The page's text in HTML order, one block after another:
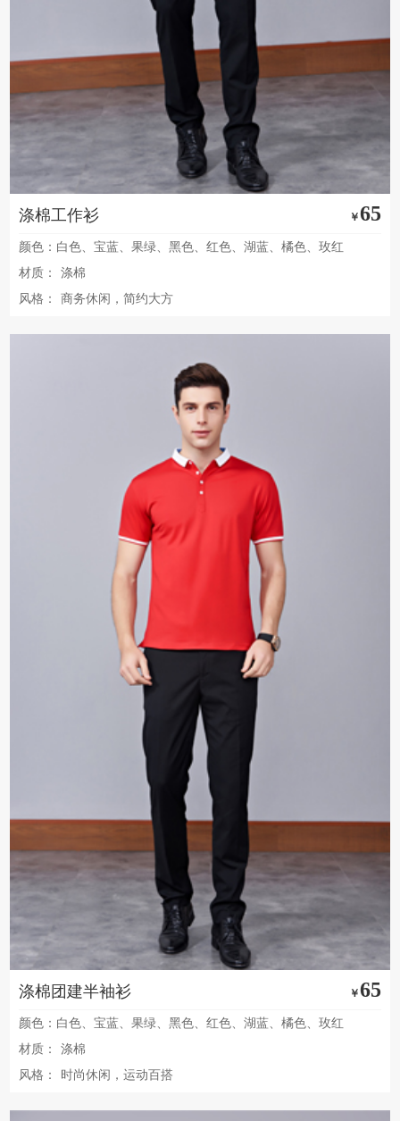
涤棉工作衫 ￥65
颜色：白色、宝蓝、果绿、黑色、红色、湖蓝、橘色、玫红
材质：
涤棉
风格：
商务休闲，简约大方
涤棉团建半袖衫 ￥65
颜色：白色、宝蓝、果绿、黑色、红色、湖蓝、橘色、玫红
材质：
涤棉
风格：
时尚休闲，运动百搭